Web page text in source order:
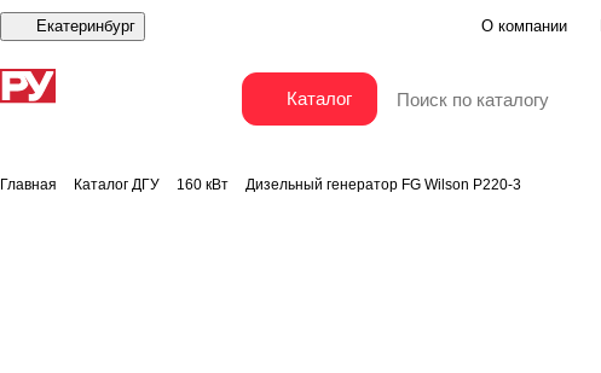
Екатеринбург О компании
Каталог
Главная Каталог ДГУ 160 кВт Дизельный генератор FG Wilson P220-3
Дизельный генератор FG Wilson P220-3